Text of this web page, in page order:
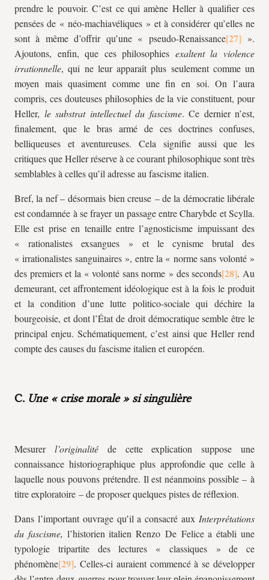
prendre le pouvoir. C’est ce qui amène Heller à qualifier ces
pensées de « néo-machiavéliques » et à considérer qu’elles ne
sont à même d’offrir qu’une « pseudo-Renaissance
».
Ajoutons, enfin, que ces philosophies exaltent la violence
irrationnelle, qui ne leur apparaît plus seulement comme un
moyen mais quasiment comme une fin en soi. On l’aura
compris, ces douteuses philosophies de la vie constituent, pour
Heller, le substrat intellectuel du fascisme. Ce dernier n’est,
finalement, que le bras armé de ces doctrines confuses,
belliqueuses et aventureuses. Cela signifie aussi que les
critiques que Heller réserve à ce courant philosophique sont très
semblables à celles qu’il adresse au fascisme italien.
Bref, la nef – désormais bien creuse – de la démocratie libérale
est condamnée à se frayer un passage entre Charybde et Scylla.
Elle est prise en tenaille entre l’agnosticisme impuissant des
« rationalistes exsangues » et le cynisme brutal des
« irrationalistes sanguinaires », entre la « norme sans volonté »
des premiers et la « volonté sans norme » des seconds
. Au
demeurant, cet affrontement idéologique est à la fois le produit
et la condition d’une lutte politico-sociale qui déchire la
bourgeoisie, et dont l’État de droit démocratique semble être le
principal enjeu. Schématiquement, c’est ainsi que Heller rend
compte des causes du fascisme italien et européen.
C. Une « crise morale » si singulière
Mesurer l’originalitéde cette explication suppose une
connaissance historiographique plus approfondie que celle à
laquelle nous pouvons prétendre. Il est néanmoins possible – à
titre exploratoire – de proposer quelques pistes de réflexion.
Dans l’important ouvrage qu’il a consacré aux Interprétations
du fascisme, l’historien italien Renzo De Felice a établi une
typologie tripartite des lectures « classiques » de ce
phénomène
. Celles-ci auraient commencé à se développer